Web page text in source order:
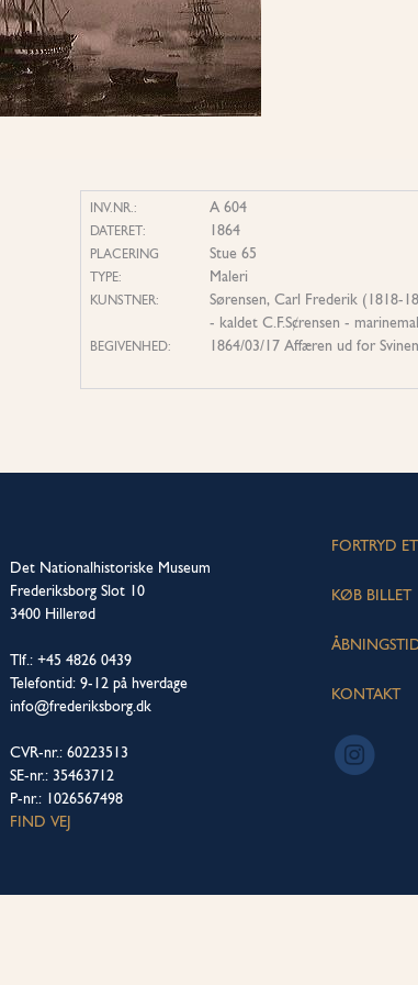
INV.NR.: A 604
DATERET: 1864
PLACERING Stue 65
TYPE: Maleri
KUNSTNER:
Sørensen, Carl Frederik (1818-
- kaldet C.F.S¢rensen -
BEGIVENHED: 1864/03/17 Affæren ud for
Det Nationalhistoriske Museum
Frederiksborg Slot 10
3400 Hillerød
Tlf.: +45 4826 0439
Telefontid: 9-12 på hverdage
info@frederiksborg.dk
CVR-nr.: 60223513
SE-nr.: 35463712
P-nr.: 1026567498
FIND VEJ
FORTRYD
KØB BILLET
KONTAKT